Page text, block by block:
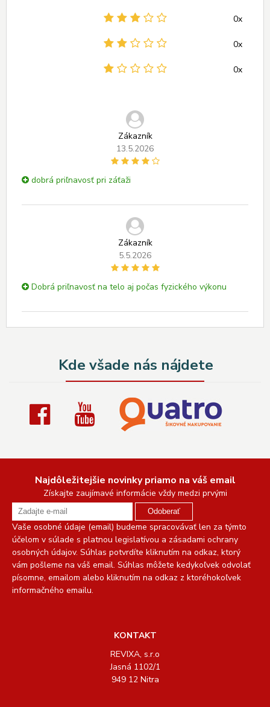
0x
0x
0x
Zákazník
13.5.2026
dobrá priľnavosť pri záťaži
Zákazník
5.5.2026
Dobrá priľnavosť na telo aj počas fyzického výkonu
Kde všade nás nájdete
Najdôležitejšie novinky priamo na váš email
Získajte zaujímavé informácie vždy medzi prvými
Odoberať
Vaše osobné údaje (email) budeme spracovávať len za týmto
účelom v súlade s platnou legislatívou a zásadami ochrany
osobných údajov. Súhlas potvrdíte kliknutím na odkaz, ktorý
vám pošleme na váš email. Súhlas môžete kedykoľvek odvolať
písomne, emailom alebo kliknutím na odkaz z ktoréhokoľvek
informačného emailu.
KONTAKT
REVIXA, s.r.o
Jasná 1102/1
949 12 Nitra